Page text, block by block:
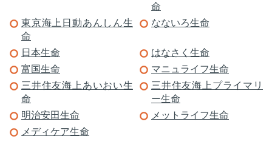
命
東京海上日動あんしん生
命
なないろ生命
日本生命
はなさく生命
富国生命
マニュライフ生命
三井住友海上あいおい生
命
三井住友海上プライマリ
ー生命
明治安田生命
メットライフ生命
メディケア生命